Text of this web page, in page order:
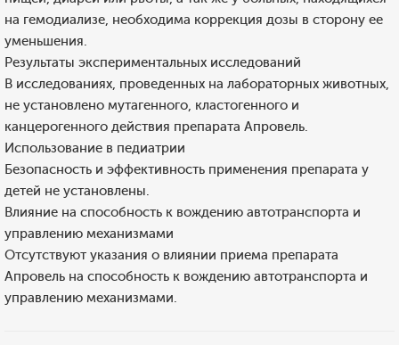
на гемодиализе, необходима коррекция дозы в сторону ее
уменьшения.
Результаты экспериментальных исследований
В исследованиях, проведенных на лабораторных животных,
не установлено мутагенного, кластогенного и
канцерогенного действия препарата Апровель.
Использование в педиатрии
Безопасность и эффективность применения препарата у
детей не установлены.
Влияние на способность к вождению автотранспорта и
управлению механизмами
Отсутствуют указания о влиянии приема препарата
Апровель на способность к вождению автотранспорта и
управлению механизмами.